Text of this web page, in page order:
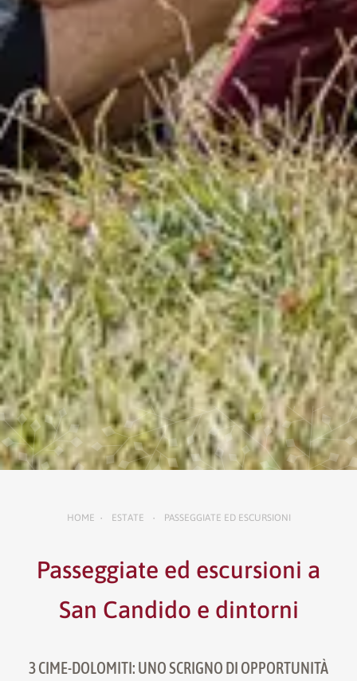
HOME • ESTATE • PASSEGGIATE ED ESCURSIONI
Passeggiate ed escursioni a
San Candido e dintorni
3 CIME-DOLOMITI: UNO SCRIGNO DI OPPORTUNITÀ